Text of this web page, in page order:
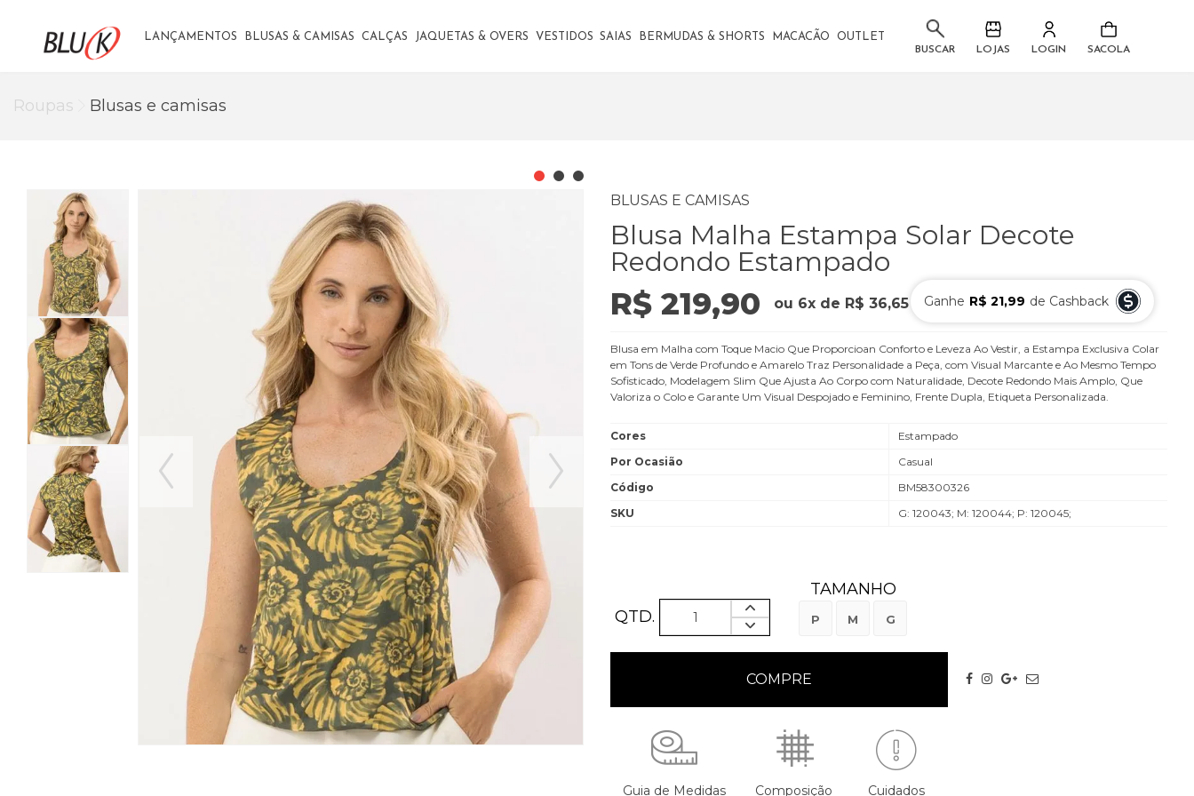
BUSCAR LOJAS LOGIN SACOLA
LANÇAMENTOS BLUSAS & CAMISAS CALÇAS JAQUETAS & OVERS VESTIDOS SAIAS BERMUDAS & SHORTS MACACÃO OUTLET
Roupas Blusas e camisas
BLUSAS E CAMISAS
Blusa Malha Estampa Solar Decote
Redondo Estampado
R$ 219,90 ou 6x de R$ 36,65 Ganhe R$ 21,99 de Cashback
Blusa em Malha com Toque Macio Que Proporcioan Conforto e Leveza Ao Vestir, a Estampa Exclusiva Colar
em Tons de Verde Profundo e Amarelo Traz Personalidade a Peça, com Visual Marcante e Ao Mesmo Tempo
Sofisticado, Modelagem Slim Que Ajusta Ao Corpo com Naturalidade, Decote Redondo Mais Amplo, Que
Valoriza o Colo e Garante Um Visual Despojado e Feminino, Frente Dupla, Etiqueta Personalizada.
Cores
Estampado
Por Ocasião
Casual
Código
BM58300326
SKU
G: 120043; M: 120044; P: 120045;
QTD.
TAMANHO
P M G
Guia de Medidas Composição Cuidados